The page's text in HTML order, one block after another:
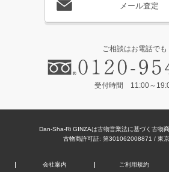
メール査定
ご相談はお電話でも
受付時間 11:00～
Dan-Sha-Ri GINZAは古物営業法に基づく古物
古物商許可証: 第301062008871 / 東
会社案内 ご利用規約